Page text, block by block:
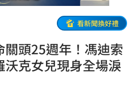
看新聞換好禮
關頭25週年！馮迪索
克女兒現身全場淚